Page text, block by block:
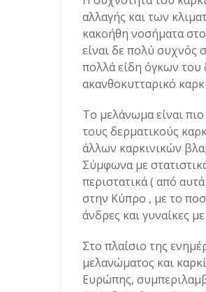
αλλαγής και των
κακοήθη νοσήματα
είναι δε πολύ συχνός
πολλά είδη όγκων του
ακανθοκυτταρικό
Το μελάνωμα είναι
τους δερματικούς
άλλων καρκινικών
Σύμφωνα με
περιστατικά ( από
στην Κύπρο , με το
άνδρες και γυναίκες
Στο πλαίσιο της
μελανώματος και
Ευρώπης,